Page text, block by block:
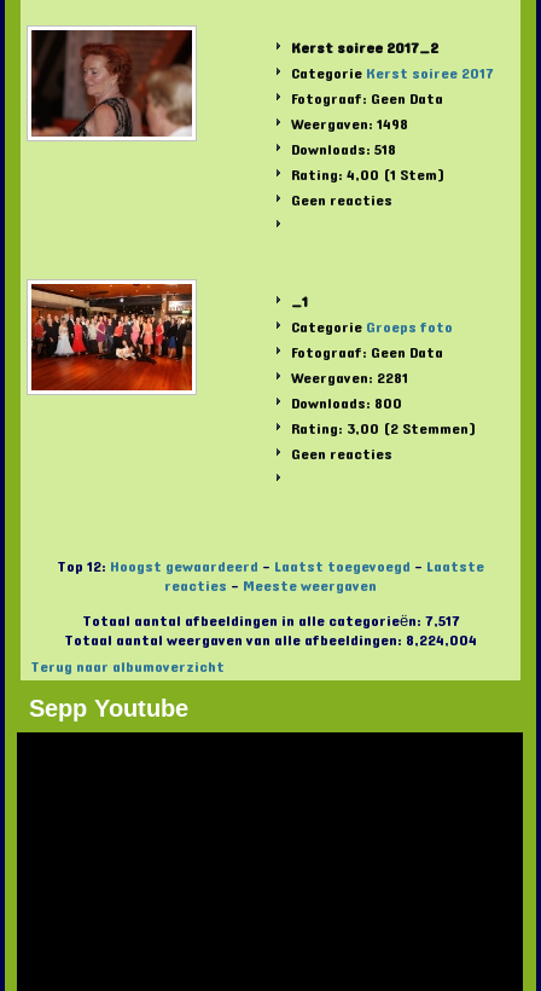
Kerst soiree 2017_2
CategorieKerst soiree 2017
Fotograaf: Geen Data
Weergaven: 1498
Downloads: 518
Rating: 4,00 (1 Stem)
Geen reacties
_1
CategorieGroeps foto
Fotograaf: Geen Data
Weergaven: 2281
Downloads: 800
Rating: 3,00 (2 Stemmen)
Geen reacties
Top 12: Hoogst gewaardeerd - Laatst toegevoegd - Laatste
reacties - Meeste weergaven
Totaal aantal afbeeldingen in alle categorieën: 7,517
Totaal aantal weergaven van alle afbeeldingen: 8,224,004
Terug naar albumoverzicht
Sepp Youtube